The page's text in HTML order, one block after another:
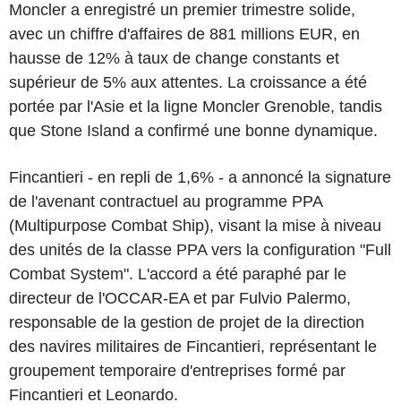
Moncler a enregistré un premier trimestre solide,
avec un chiffre d'affaires de 881 millions EUR, en
hausse de 12% à taux de change constants et
supérieur de 5% aux attentes. La croissance a été
portée par l'Asie et la ligne Moncler Grenoble, tandis
que Stone Island a confirmé une bonne dynamique.
Fincantieri - en repli de 1,6% - a annoncé la signature
de l'avenant contractuel au programme PPA
(Multipurpose Combat Ship), visant la mise à niveau
des unités de la classe PPA vers la configuration "Full
Combat System". L'accord a été paraphé par le
directeur de l'OCCAR-EA et par Fulvio Palermo,
responsable de la gestion de projet de la direction
des navires militaires de Fincantieri, représentant le
groupement temporaire d'entreprises formé par
Fincantieri et Leonardo.